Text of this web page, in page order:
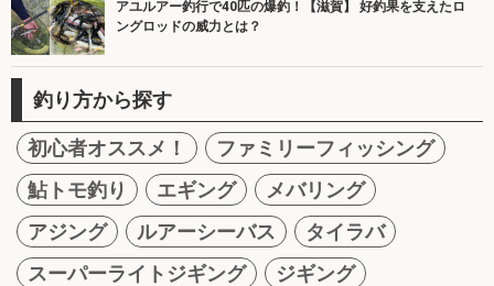
アユルアー釣行で40匹の爆釣！【滋賀】 好釣果を支えたロ
ングロッドの威力とは？
釣り方から探す
初心者オススメ！
ファミリーフィッシング
鮎トモ釣り
エギング
メバリング
アジング
ルアーシーバス
タイラバ
スーパーライトジギング
ジギング